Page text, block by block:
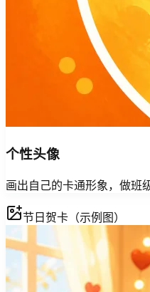
个性头像
画出自己的卡通形象，做班
节日贺卡（示例图）